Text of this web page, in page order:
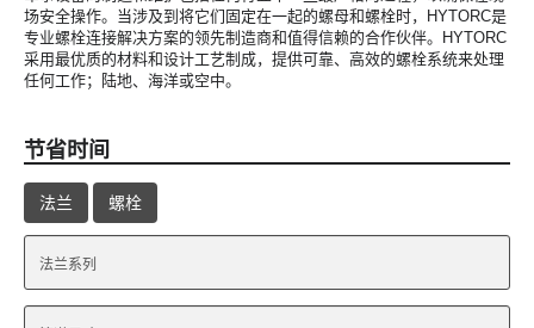
场安全操作。当涉及到将它们固定在一起的螺母和螺栓时，HYTORC是
专业螺栓连接解决方案的领先制造商和值得信赖的合作伙伴。HYTORC
采用最优质的材料和设计工艺制成，提供可靠、高效的螺栓系统来处理
任何工作；陆地、海洋或空中。
节省时间
法兰 螺栓